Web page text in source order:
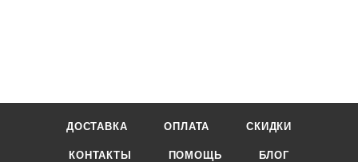
ДОСТАВКА ОПЛАТА СКИДКИ
КОНТАКТЫ ПОМОЩЬ БЛОГ